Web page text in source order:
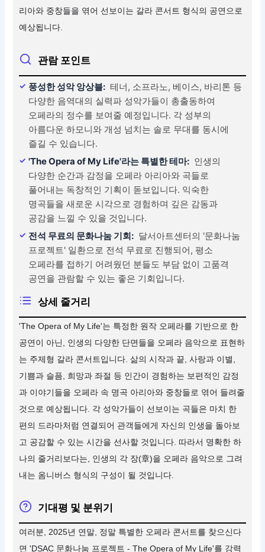
리아와 중창들을 엮어 선보이는 갈라 콘서트 형식의 공연으로
예상됩니다.
관람 포인트
풍성한 성악 앙상블: 테너, 소프라노, 베이스, 바리톤 등
다양한 음역대의 실력파 성악가들이 총출동하여
오페라의 정수를 보여줄 예정입니다. 각 성부의
아름다운 하모니와 개성 넘치는 솔로 무대를 동시에
즐길 수 있습니다.
'The Opera of My Life'라는 특별한 테마: 인생의
다양한 순간과 감정을 오페라 아리아와 곡들로
풀어내는 독창적인 기획이 돋보입니다. 익숙한
명곡들을 새로운 시각으로 경험하며 깊은 감동과
공감을 느낄 수 있을 것입니다.
전석 무료의 문화나눔 기회: 달서아트센터의 '문화나눔
프로젝트' 일환으로 전석 무료로 진행되어, 평소
오페라를 접하기 어려웠던 분들도 부담 없이 고품격
공연을 관람할 수 있는 좋은 기회입니다.
상세 줄거리
'The Opera of My Life'는 특정한 원작 오페라를 기반으로 한
공연이 아닌, 인생의 다양한 단면들을 오페라 음악으로 표현하
는 주제형 갈라 콘서트입니다. 삶의 시작과 끝, 사랑과 이별,
기쁨과 슬픔, 희망과 좌절 등 인간이 경험하는 보편적인 감정
과 이야기들을 오페라 속 명곡 아리아와 중창들로 엮어 들려줄
것으로 예상됩니다. 각 성악가들이 선보이는 곡들은 마치 한
편의 드라마처럼 연결되어 관객들에게 자신의 인생을 돌아보
고 공감할 수 있는 시간을 선사할 것입니다. 따라서 명확한 하
나의 줄거리보다는, 인생의 각 장(章)을 오페라 음악으로 그려
내는 옴니버스 형식의 구성이 될 것입니다.
기대평 및 분위기
여러분, 2025년 연말, 정말 특별한 오페라 콘서트를 찾으신다
면 'DSAC 문화나눔 프로젝트 - The Opera of My Life'를 강력